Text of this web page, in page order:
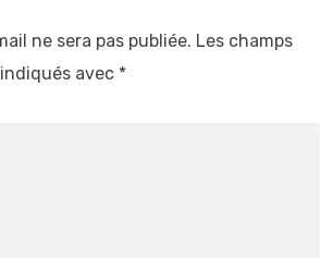
ne sera pas publiée. Les champs
avec *